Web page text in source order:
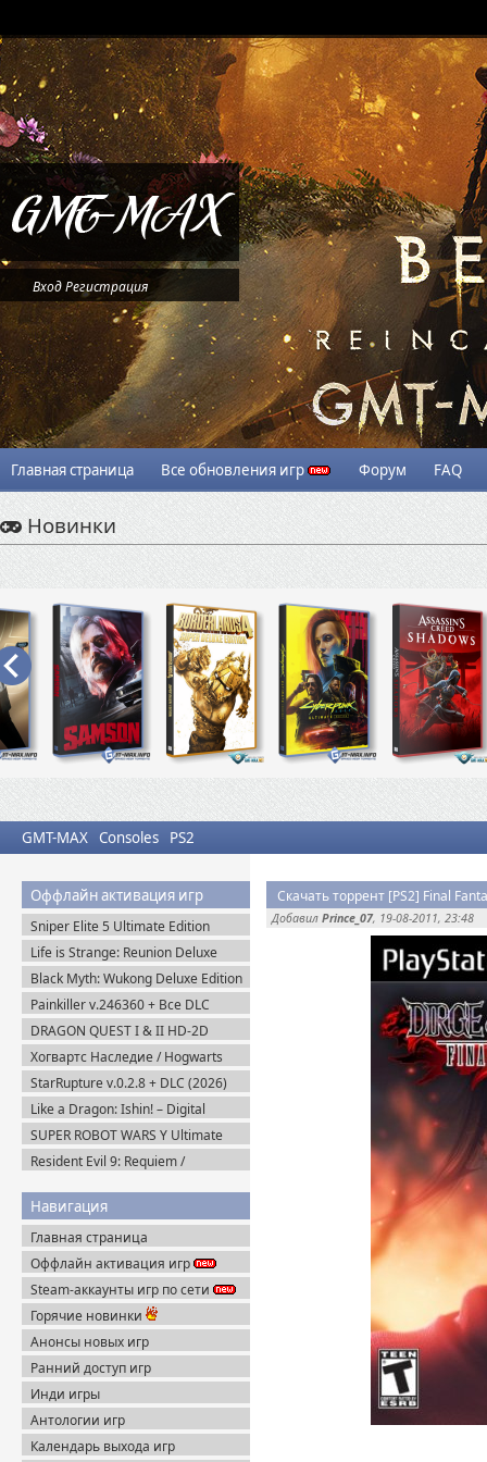
ВходРегистрация
Главная страница Все обновления игр Форум FAQ
Новинки
GMT-MAX Consoles PS2
Оффлайн активация игр
Sniper Elite 5 Ultimate Edition
(2022) Steam-Rip
Life is Strange: Reunion Deluxe
Edition (2026) Steam-Rip
Black Myth: Wukong Deluxe Edition
(2024) Portable
Painkiller v.246360 + Все DLC
(2025) Portable
DRAGON QUEST I & II HD-2D
Remake v.1.0.2.0 + Все DLC (2025)
Пиратка
Хогвартс Наследие / Hogwarts
Legacy Deluxe Edition (2023)
RePack
StarRupture v.0.2.8 + DLC (2026)
Пиратка
Like a Dragon: Ishin! – Digital
Deluxe Edition (2023) Steam-Rip
SUPER ROBOT WARS Y Ultimate
Edition + Все DLC (2025) Пиратка
Resident Evil 9: Requiem /
Пиратка
Навигация
Главная страница
Оффлайн активация игр
Steam-аккаунты игр по сети
Горячие новинки
Анонсы новых игр
Ранний доступ игр
Инди игры
Антологии игр
Календарь выхода игр
Скачать торрент [PS2] Final
Добавил Prince_07, 19-08-2011, 23:48